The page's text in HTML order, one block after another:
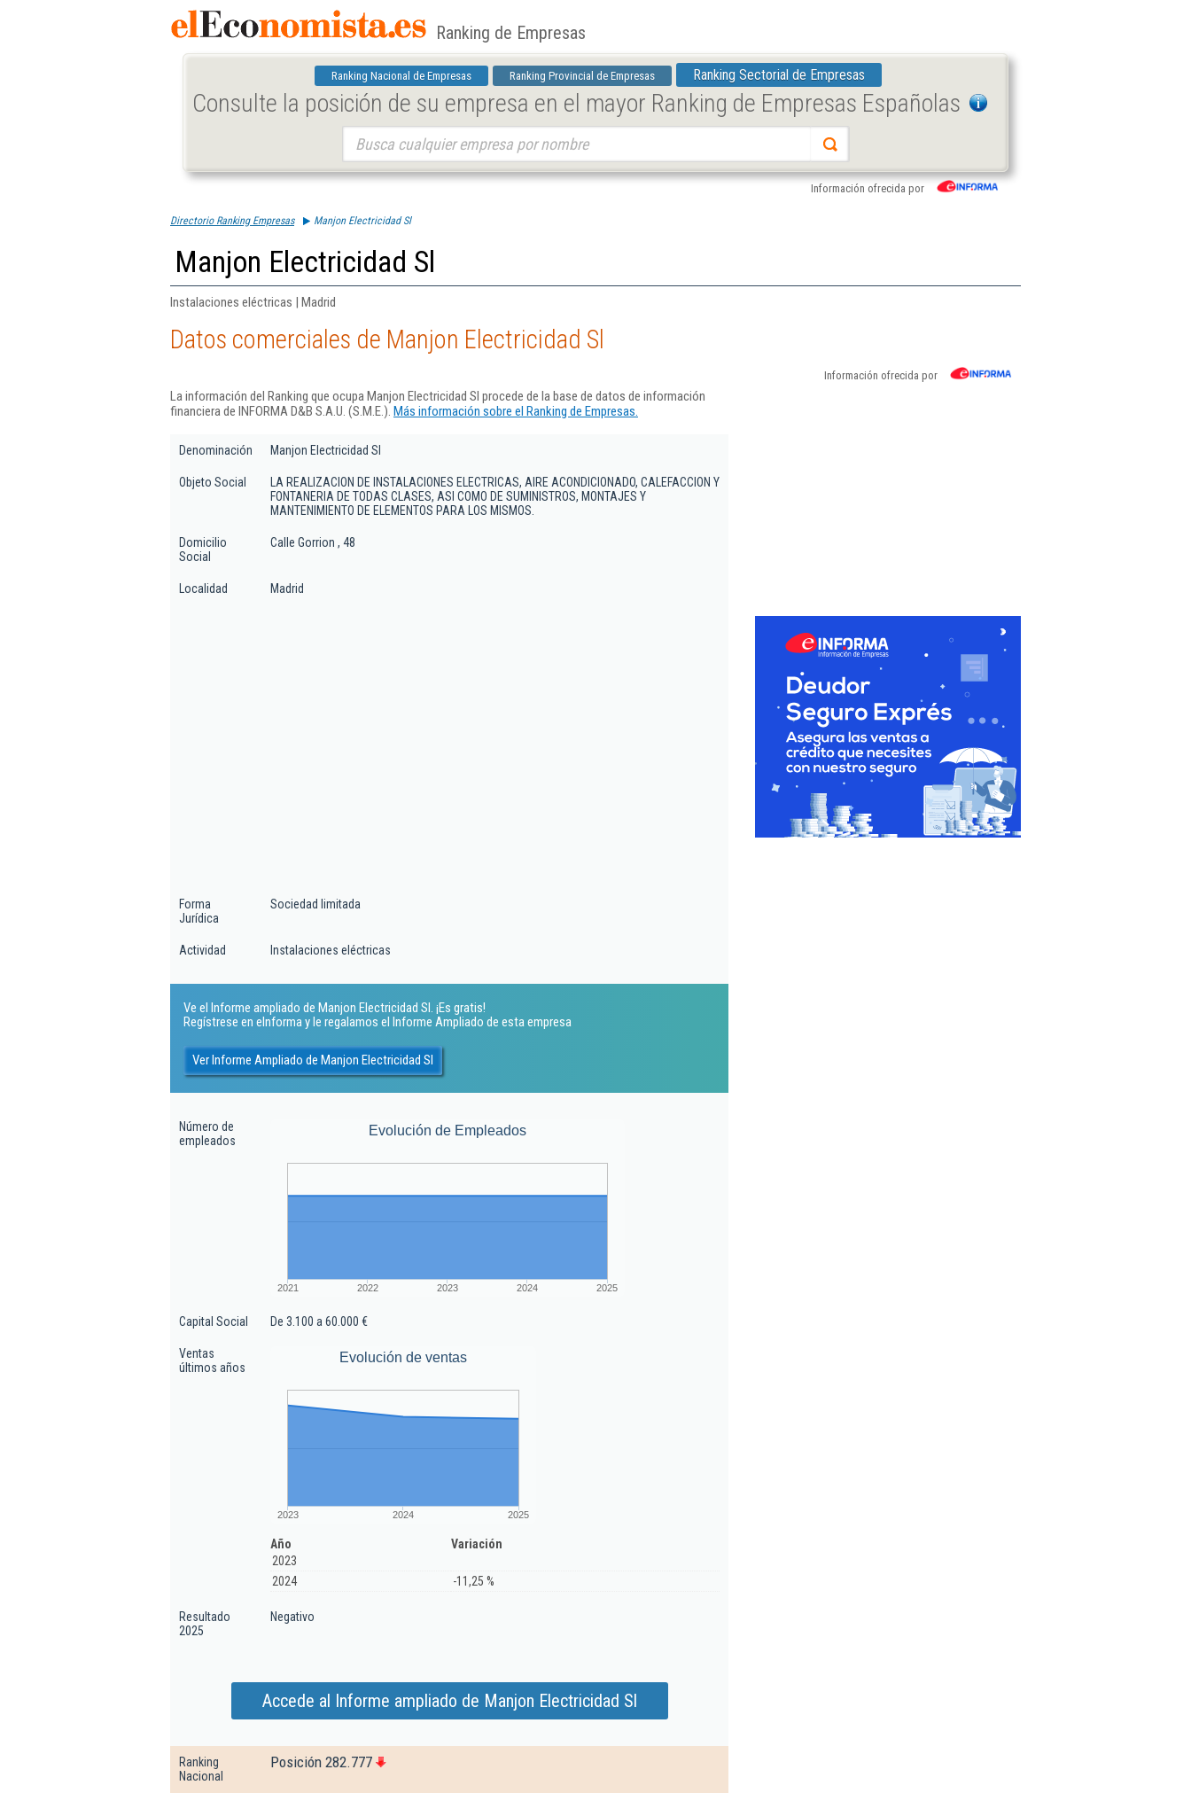
Ranking de Empresas
Ranking Nacional de Empresas Ranking Provincial de Empresas Ranking Sectorial de Empresas
Consulte la posición de su empresa en el mayor Ranking de Empresas Españolas
Información ofrecida por
Directorio Ranking Empresas Manjon Electricidad Sl
Manjon Electricidad Sl
Instalaciones eléctricas | Madrid
Datos comerciales de Manjon Electricidad Sl
Información ofrecida por
La información del Ranking que ocupa Manjon Electricidad Sl procede de la base de datos de información
financiera de INFORMA D&B S.A.U. (S.M.E.). Más información sobre el Ranking de Empresas.
Denominación Manjon Electricidad Sl
Objeto Social
LA REALIZACION DE INSTALACIONES ELECTRICAS, AIRE ACONDICIONADO, CALEFACCION Y
FONTANERIA DE TODAS CLASES, ASI COMO DE SUMINISTROS, MONTAJES Y
MANTENIMIENTO DE ELEMENTOS PARA LOS MISMOS.
Domicilio
Social
Calle Gorrion , 48
Localidad Madrid
Forma
Jurídica
Sociedad limitada
Actividad Instalaciones eléctricas
Ve el Informe ampliado de Manjon Electricidad Sl. ¡Es gratis!
Regístrese en eInforma y le regalamos el Informe Ampliado de esta empresa
Ver Informe Ampliado de Manjon Electricidad Sl
Número de
empleados
Evolución de Empleados
2021 2022 2023 2024 2025
Capital Social De 3.100 a 60.000 €
Ventas
últimos años
Evolución de ventas
2023 2024 2025
Año
Variación
2023
2024
-11,25 %
Resultado
2025
Negativo
Accede al Informe ampliado de Manjon Electricidad Sl
Ranking
Nacional
Posición 282.777